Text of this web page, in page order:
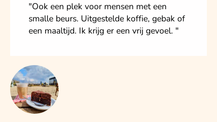
"Ook een plek voor mensen met een
smalle beurs. Uitgestelde koffie, gebak of
een maaltijd. Ik krijg er een vrij gevoel. "